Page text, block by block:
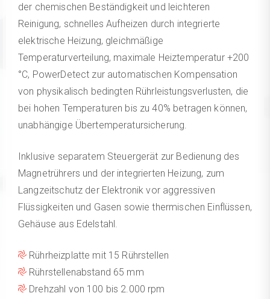
der chemischen Beständigkeit und leichteren
Reinigung, schnelles Aufheizen durch integrierte
elektrische Heizung, gleichmäßige
Temperaturverteilung, maximale Heiztemperatur +200
°C, PowerDetect zur automatischen Kompensation
von physikalisch bedingten Rührleistungsverlusten, die
bei hohen Temperaturen bis zu 40% betragen können,
unabhängige Übertemperatursicherung.
Inklusive separatem Steuergerät zur Bedienung des
Magnetrührers und der integrierten Heizung, zum
Langzeitschutz der Elektronik vor aggressiven
Flüssigkeiten und Gasen sowie thermischen Einflüssen,
Gehäuse aus Edelstahl.
Rührheizplatte mit 15 Rührstellen
Rührstellenabstand 65 mm
Drehzahl von 100 bis 2.000 rpm